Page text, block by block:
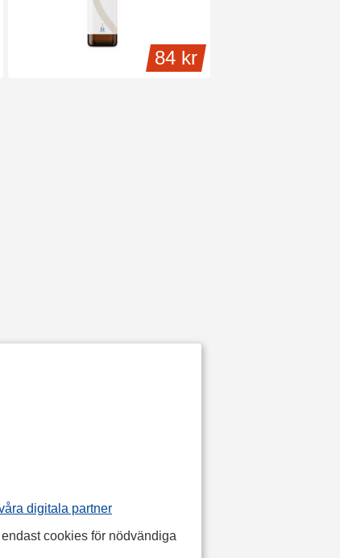
digitala partner
cookies för nödvändiga
mängder (ca 85%) i olivolja och
effekter som olivoljan tycks ha på
olivolja finns omega-9 i många andra av
84 kr